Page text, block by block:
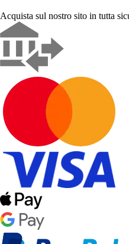
Acquista sul nostro sito in tutta